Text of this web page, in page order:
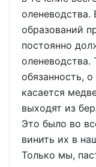
оленеводства.
образований
постоянно
оленеводства.
обязанность,
касается
выходят из
Это было во
винить их в
Только мы,